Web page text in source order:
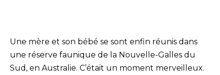
Une mère et son bébé se sont enfin réunis dans
une réserve faunique de la Nouvelle-Galles du
Sud, en Australie. C’était un moment merveilleux.